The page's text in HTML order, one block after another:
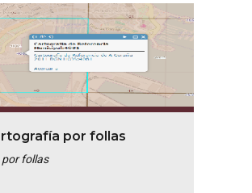
por follas
follas